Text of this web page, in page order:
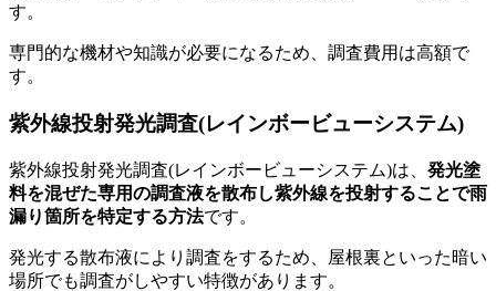
す。
専門的な機材や知識が必要になるため、調査費用は高額で
す。
紫外線投射発光調査(レインボービューシステム)
紫外線投射発光調査(レインボービューシステム)は、 発光塗
料を混ぜた専用の調査液を散布し紫外線を投射することで雨
漏り箇所を特定する方法です。
発光する散布液により調査をするため、屋根裏といった暗い
場所でも調査がしやすい特徴があります。